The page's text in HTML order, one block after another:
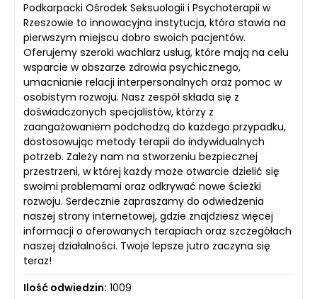
Podkarpacki Ośrodek Seksuologii i Psychoterapii w
Rzeszowie to innowacyjna instytucja, która stawia na
pierwszym miejscu dobro swoich pacjentów.
Oferujemy szeroki wachlarz usług, które mają na celu
wsparcie w obszarze zdrowia psychicznego,
umacnianie relacji interpersonalnych oraz pomoc w
osobistym rozwoju. Nasz zespół składa się z
doświadczonych specjalistów, którzy z
zaangażowaniem podchodzą do każdego przypadku,
dostosowując metody terapii do indywidualnych
potrzeb. Zależy nam na stworzeniu bezpiecznej
przestrzeni, w której każdy może otwarcie dzielić się
swoimi problemami oraz odkrywać nowe ścieżki
rozwoju. Serdecznie zapraszamy do odwiedzenia
naszej strony internetowej, gdzie znajdziesz więcej
informacji o oferowanych terapiach oraz szczegółach
naszej działalności. Twoje lepsze jutro zaczyna się
teraz!
Ilość odwiedzin: 1009